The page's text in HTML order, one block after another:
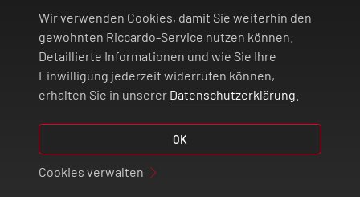
Wir verwenden Cookies, damit Sie weiterhin den
gewohnten Riccardo-Service nutzen können.
Detaillierte Informationen und wie Sie Ihre
Einwilligung jederzeit widerrufen können,
erhalten Sie in unserer Datenschutzerklärung
OK
Cookies verwalten
ZAHLUNG UND VERSAND
VERTRAG WIDERRUFEN
© 2026 | Riccardo Onlinestore GmbH